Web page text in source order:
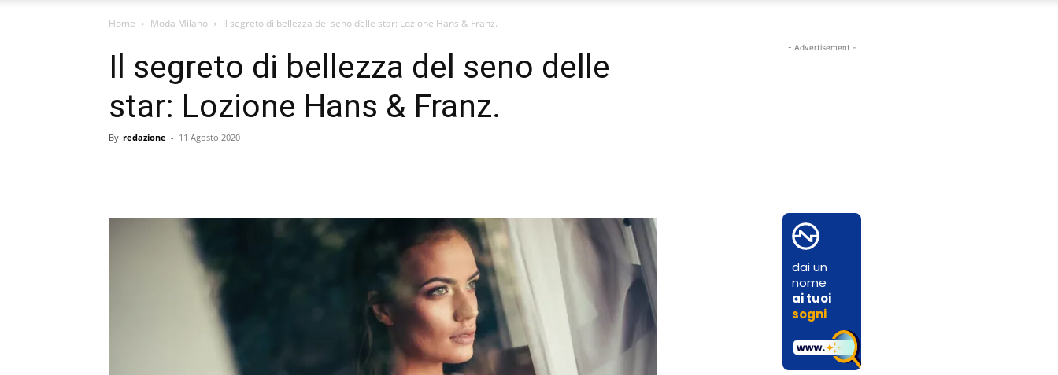
Home Moda Milano Il segreto di bellezza del seno delle star: Lozione Hans & Franz.
Il segreto di bellezza del seno delle
star: Lozione Hans & Franz.
By redazione - 11 Agosto 2020
- Advertisement -